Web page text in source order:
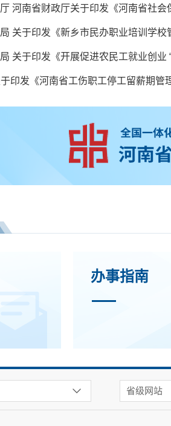
印发《河南省工伤职工停工留薪期管
办事指南
省级网站